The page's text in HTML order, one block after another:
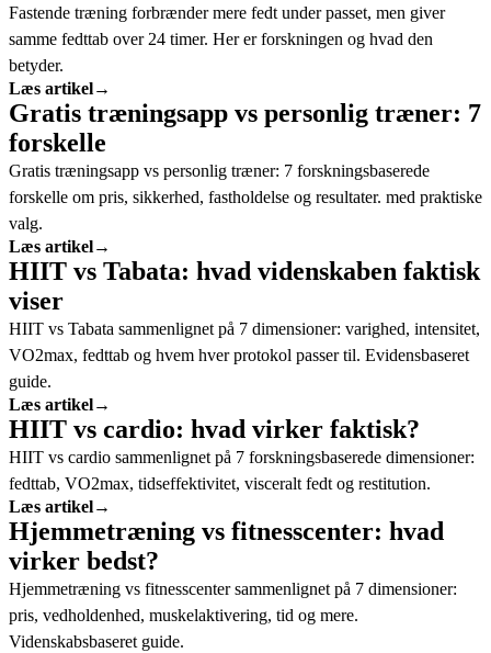
Fastende træning forbrænder mere fedt under passet, men giver
samme fedttab over 24 timer. Her er forskningen og hvad den
betyder.
Læs artikel→
Gratis træningsapp vs personlig træner: 7
forskelle
Gratis træningsapp vs personlig træner: 7 forskningsbaserede
forskelle om pris, sikkerhed, fastholdelse og resultater. med praktiske
valg.
Læs artikel→
HIIT vs Tabata: hvad videnskaben faktisk
viser
HIIT vs Tabata sammenlignet på 7 dimensioner: varighed, intensitet,
VO2max, fedttab og hvem hver protokol passer til. Evidensbaseret
guide.
Læs artikel→
HIIT vs cardio: hvad virker faktisk?
HIIT vs cardio sammenlignet på 7 forskningsbaserede dimensioner:
fedttab, VO2max, tidseffektivitet, visceralt fedt og restitution.
Læs artikel→
Hjemmetræning vs fitnesscenter: hvad
virker bedst?
Hjemmetræning vs fitnesscenter sammenlignet på 7 dimensioner:
pris, vedholdenhed, muskelaktivering, tid og mere.
Videnskabsbaseret guide.